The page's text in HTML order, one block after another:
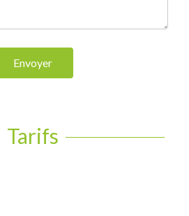
Envoyer
Tarifs